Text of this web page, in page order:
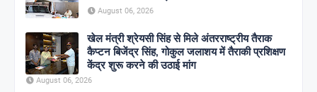
August 06, 2026
खेल मंत्री श्रेयसी सिंह से मिले अंतरराष्ट्रीय तैराक
कैप्टन बिजेंद्र सिंह, गोकुल जलाशय में तैराकी प्रशिक्षण
केंद्र शुरू करने की उठाई मांग
August 06, 2026